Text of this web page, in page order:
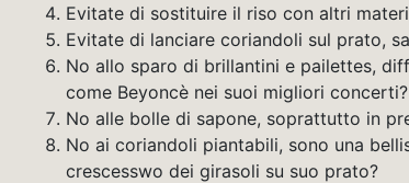
Evitate di sostituire il riso con altri
Evitate di lanciare coriandoli sul prato,
No allo sparo di brillantini e pailettes,
come Beyoncè nei suoi migliori concerti?
No alle bolle di sapone, soprattutto in
No ai coriandoli piantabili, sono una
crescesswo dei girasoli su suo prato?